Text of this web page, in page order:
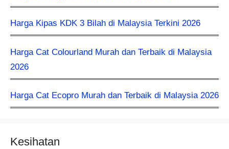
Harga Kipas KDK 3 Bilah di Malaysia Terkini 2026
Harga Cat Colourland Murah dan Terbaik di Malaysia
2026
Harga Cat Ecopro Murah dan Terbaik di Malaysia 2026
Kesihatan